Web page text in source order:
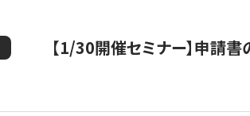
【1/30開催セミナー】申請